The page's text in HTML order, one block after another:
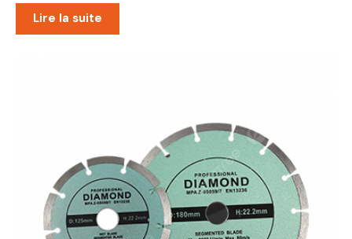
Lire la suite